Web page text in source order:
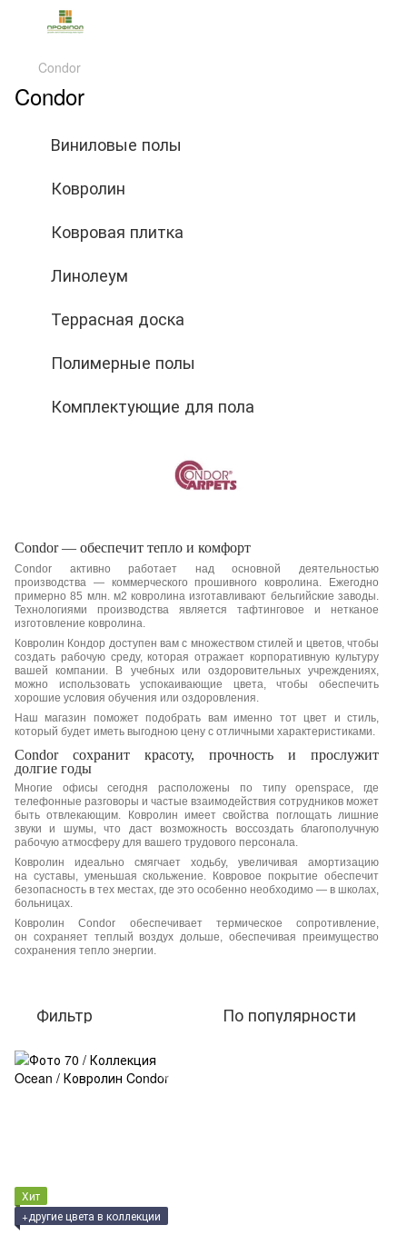
Condor
Condor
Виниловые полы
Ковролин
Ковровая плитка
Линолеум
Террасная доска
Полимерные полы
Комплектующие для пола
Condor — обеспечит тепло и комфорт
Condor активно работает над основной деятельностью
производства — коммерческого прошивного ковролина. Ежегодно
примерно 85 млн. м2 ковролина изготавливают бельгийские заводы.
Технологиями производства является тафтинговое и нетканое
изготовление ковролина.
Ковролин Кондор доступен вам с множеством стилей и цветов, чтобы
создать рабочую среду, которая отражает корпоративную культуру
вашей компании. В учебных или оздоровительных учреждениях,
можно использовать успокаивающие цвета, чтобы обеспечить
хорошие условия обучения или оздоровления.
Наш магазин поможет подобрать вам именно тот цвет и стиль,
который будет иметь выгодною цену с отличными характеристиками.
Condor сохранит красоту, прочность и прослужит
долгие годы
Многие офисы сегодня расположены по типу openspace, где
телефонные разговоры и частые взаимодействия сотрудников может
быть отвлекающим. Ковролин имеет свойства поглощать лишние
звуки и шумы, что даст возможность воссоздать благополучную
рабочую атмосферу для вашего трудового персонала.
Ковролин идеально смягчает ходьбу, увеличивая амортизацию
на суставы, уменьшая скольжение. Ковровое покрытие обеспечит
безопасность в тех местах, где это особенно необходимо — в школах,
больницах.
Ковролин Condor обеспечивает термическое сопротивление,
он сохраняет теплый воздух дольше, обеспечивая преимущество
сохранения тепло энергии.
Фильтр По популярности
Хит
+другие цвета в коллекции